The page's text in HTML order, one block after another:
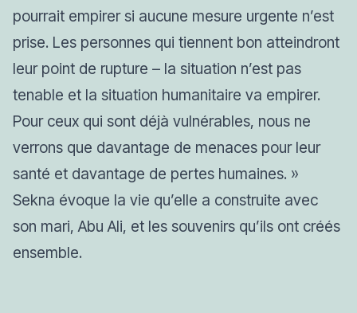
pourrait empirer si aucune mesure urgente n’est
prise. Les personnes qui tiennent bon atteindront
leur point de rupture – la situation n’est pas
tenable et la situation humanitaire va empirer.
Pour ceux qui sont déjà vulnérables, nous ne
verrons que davantage de menaces pour leur
santé et davantage de pertes humaines. »
Sekna évoque la vie qu’elle a construite avec
son mari, Abu Ali, et les souvenirs qu’ils ont créés
ensemble.